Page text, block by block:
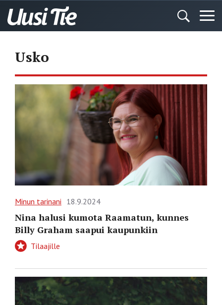
Usko
Minun tarinani 18.9.2024
Nina halusi kumota Raamatun, kunnes
Billy Graham saapui kaupunkiin
Tilaajille